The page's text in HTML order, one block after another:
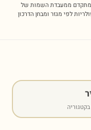
מתקדם ממעבדת השמות של
לפי מגזר ומבחן הדרכון